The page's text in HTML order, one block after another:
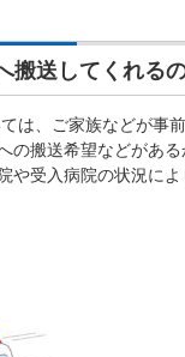
送してくれる
は、ご家族などが事
の搬送希望などがあ
受入病院の状況に